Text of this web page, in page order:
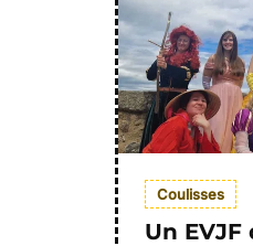
Coulisses
Un